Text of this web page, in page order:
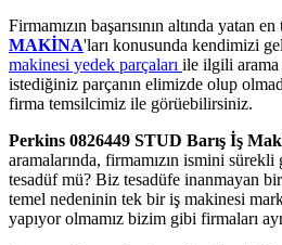
Firmamızın başarısının altında yatan
MAKİNA'ları konusunda kendimizi
makinesi yedek parçaları ile ilgili
istediğiniz parçanın elimizde olup
firma temsilcimiz ile görüebilirsiniz.
Perkins 0826449 STUD Barış İş
aramalarında, firmamızın ismini
tesadüf mü? Biz tesadüfe inanmayan bir
temel nedeninin tek bir iş makinesi
yapıyor olmamız bizim gibi firmaları